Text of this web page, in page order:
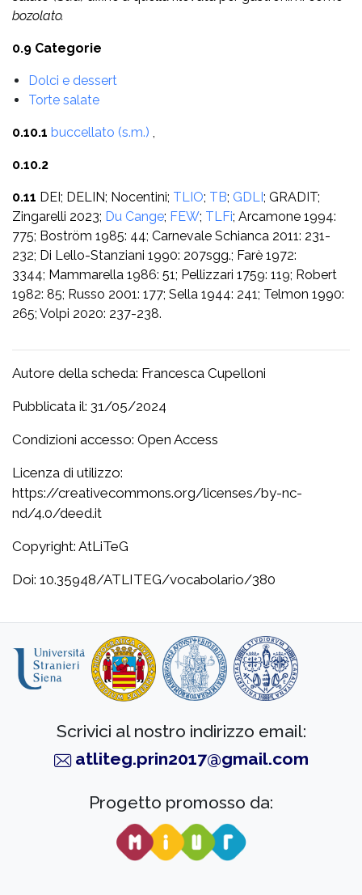
bozolato.
0.9 Categorie
Dolci e dessert
Torte salate
0.10.1 buccellato (s.m.) ,
0.10.2
0.11 DEI; DELIN; Nocentini; TLIO; TB; GDLI; GRADIT;
Zingarelli 2023; Du Cange; FEW; TLFi; Arcamone 1994:
775; Boström 1985: 44; Carnevale Schianca 2011: 231-
232; Di Lello-Stanziani 1990: 207sgg.; Farè 1972:
3344; Mammarella 1986: 51; Pellizzari 1759: 119; Robert
1982: 85; Russo 2001: 177; Sella 1944: 241; Telmon 1990:
265; Volpi 2020: 237-238.
Autore della scheda: Francesca Cupelloni
Pubblicata il: 31/05/2024
Condizioni accesso: Open Access
Licenza di utilizzo:
https://creativecommons.org/licenses/by-nc-
nd/4.0/deed.it
Copyright: AtLiTeG
Doi: 10.35948/ATLITEG/vocabolario/380
Scrivici al nostro indirizzo email:
atliteg.prin2017@gmail.com
Progetto promosso da: